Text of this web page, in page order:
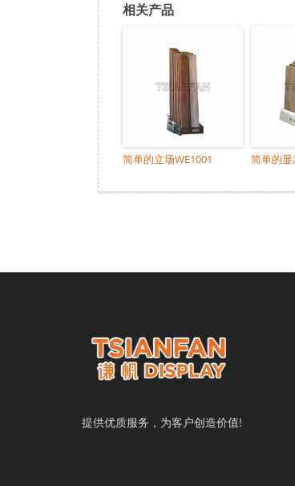
相关产品
简单的立场WE1001 简单的显
提供优质服务，为客户创造价值!